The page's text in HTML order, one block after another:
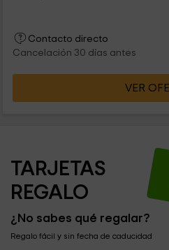
Contacto directo
Cancelación 30 días antes
VER
TARJETAS
REGALO
¿No sabes qué regalar?
Regalo fácil y sin fecha de caducidad